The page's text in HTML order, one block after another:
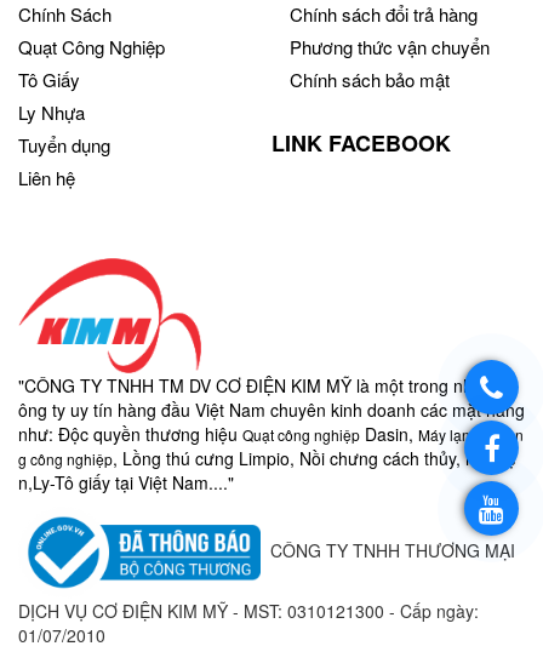
Chính Sách
Quạt Công Nghiệp
Tô Giấy
Ly Nhựa
Tuyển dụng
Liên hệ
Chính sách đổi trả hàng
Phương thức vận chuyển
Chính sách bảo mật
LINK FACEBOOK
"CÔNG TY TNHH TM DV CƠ ĐIỆN KIM MỸ là một trong những c
ông ty uy tín hàng đầu Việt Nam chuyên kinh doanh các mặt hàng
như: Độc quyền thương hiệu Quạt công nghiệp Dasin, Máy lạnh di độn
g công nghiệp, Lồng thú cưng Limpio, Nồi chưng cách thủy, nồi điệ
n,Ly-Tô giấy tại Việt Nam...."
CÔNG TY TNHH THƯƠNG MẠI
DỊCH VỤ CƠ ĐIỆN KIM MỸ - MST: 0310121300 - Cấp ngày:
01/07/2010
https://www.youtube.com/channel/UCYvT5obcI5AqSFS-
0kdGxwA